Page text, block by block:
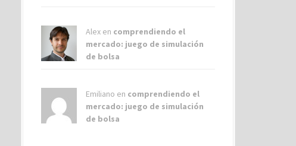
Alex en comprendiendo el
mercado: juego de simulación
de bolsa
Emiliano en comprendiendo el
mercado: juego de simulación
de bolsa